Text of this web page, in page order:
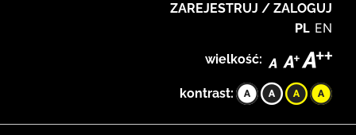
ZAREJESTRUJ / ZALOGUJ
PL EN
wielkość:
kontrast: